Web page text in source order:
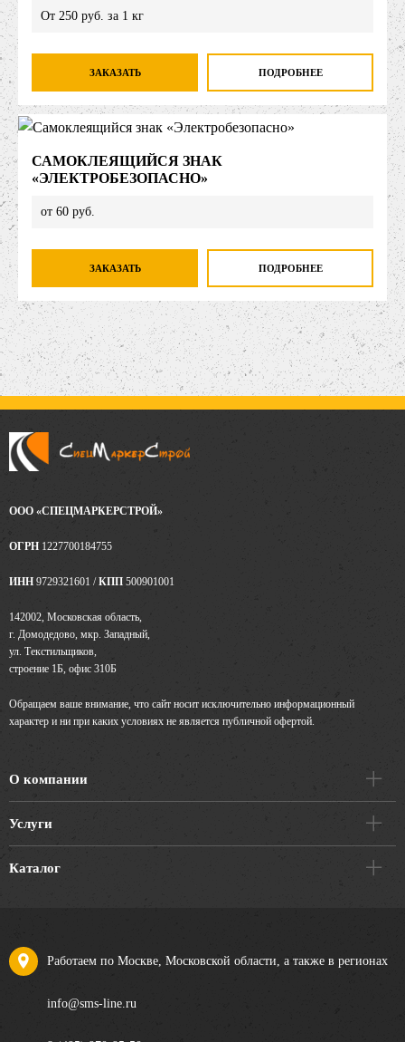
От 250 руб. за 1 кг
ЗАКАЗАТЬ ПОДРОБНЕЕ
САМОКЛЕЯЩИЙСЯ ЗНАК
«ЭЛЕКТРОБЕЗОПАСНО»
от 60 руб.
ЗАКАЗАТЬ ПОДРОБНЕЕ
ООО «СПЕЦМАРКЕРСТРОЙ»
ОГРН 1227700184755
ИНН 9729321601 /КПП 500901001
142002, Московская область,
г. Домодедово, мкр. Западный,
ул. Текстильщиков,
строение 1Б, офис 310Б
Обращаем ваше внимание, что сайт носит исключительно информационный
характер и ни при каких условиях не является публичной офертой.
О компании
Услуги
Каталог
Работаем по Москве, Московской области, а также в регионах
info@sms-line.ru